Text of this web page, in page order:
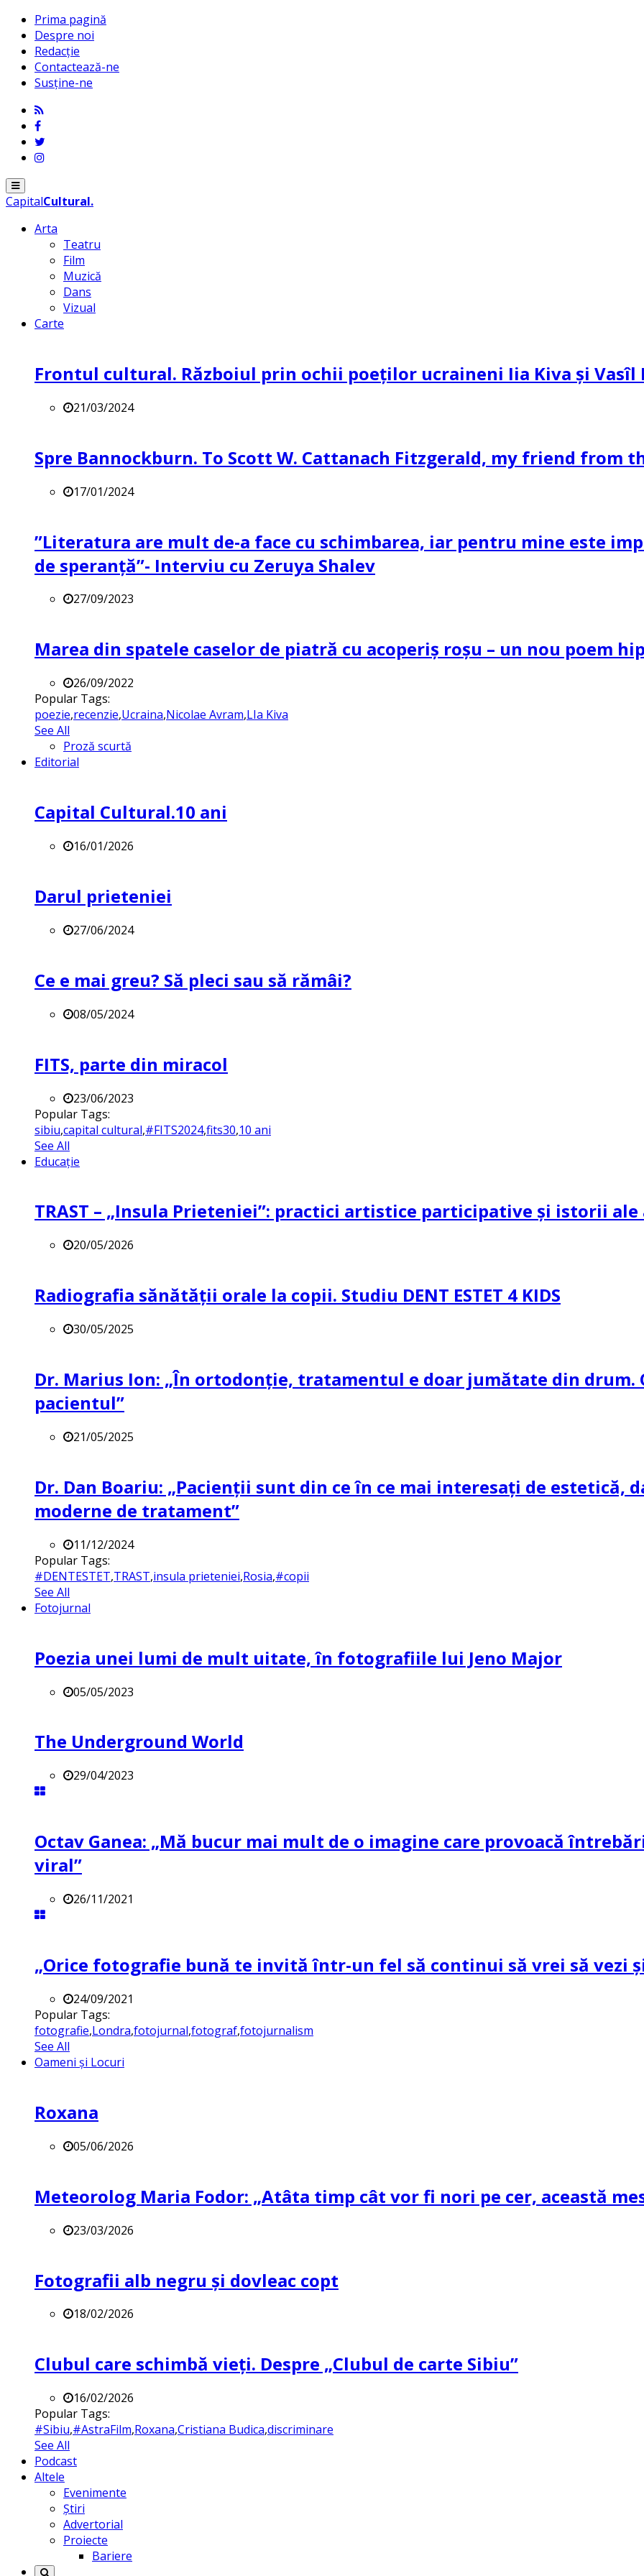
Prima pagină
Despre noi
Redacție
Contactează-ne
Susține-ne
Menu
CapitalCultural.
Arta
Teatru
Film
Muzică
Dans
Vizual
Carte
Frontul cultural. Războiul prin ochii poeților ucraineni Iia Kiva și Vasîl
21/03/2024
Spre Bannockburn. To Scott W. Cattanach Fitzgerald, my friend from
17/01/2024
”Literatura are mult de-a face cu schimbarea, iar pentru mine este
de speranță”- Interviu cu Zeruya Shalev
27/09/2023
Marea din spatele caselor de piatră cu acoperiș roșu – un nou poem
26/09/2022
Popular Tags:
poezie,recenzie,Ucraina,Nicolae Avram,LIa Kiva
See All
Proză scurtă
Editorial
Capital Cultural.10 ani
16/01/2026
Darul prieteniei
27/06/2024
Ce e mai greu? Să pleci sau să rămâi?
08/05/2024
FITS, parte din miracol
23/06/2023
Popular Tags:
sibiu,capital cultural,#FITS2024,fits30,10 ani
See All
Educație
TRAST – „Insula Prieteniei”: practici artistice participative și istorii
20/05/2026
Radiografia sănătății orale la copii. Studiu DENT ESTET 4 KIDS
30/05/2025
Dr. Marius Ion: „În ortodonție, tratamentul e doar jumătate din drum.
pacientul”
21/05/2025
Dr. Dan Boariu: „Pacienții sunt din ce în ce mai interesați de estetică,
moderne de tratament”
11/12/2024
Popular Tags:
#DENTESTET,TRAST,insula prieteniei,Rosia,#copii
See All
Fotojurnal
Poezia unei lumi de mult uitate, în fotografiile lui Jeno Major
05/05/2023
The Underground World
29/04/2023
Octav Ganea: „Mă bucur mai mult de o imagine care provoacă
viral”
26/11/2021
„Orice fotografie bună te invită într-un fel să continui să vrei să vezi
24/09/2021
Popular Tags:
fotografie,Londra,fotojurnal,fotograf,fotojurnalism
See All
Oameni și Locuri
Roxana
05/06/2026
Meteorolog Maria Fodor: „Atâta timp cât vor fi nori pe cer, această
23/03/2026
Fotografii alb negru și dovleac copt
18/02/2026
Clubul care schimbă vieți. Despre „Clubul de carte Sibiu”
16/02/2026
Popular Tags:
#Sibiu,#AstraFilm,Roxana,Cristiana Budica,discriminare
See All
Podcast
Altele
Evenimente
Știri
Advertorial
Proiecte
Bariere